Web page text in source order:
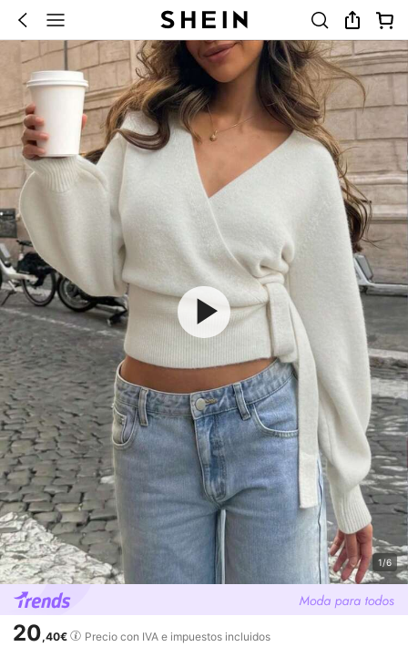
1/6
20,40€ Precio con IVA e impuestos incluidos